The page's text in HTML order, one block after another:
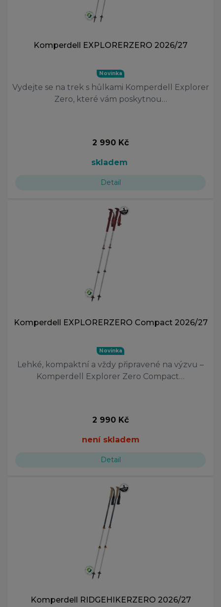
Komperdell EXPLORERZERO 2026/27
Novinka
Vydejte se na trek s hůlkami Komperdell Explorer
Zero, které vám poskytnou…
2 990 Kč
skladem
Detail
Komperdell EXPLORERZERO Compact 2026/27
Novinka
Lehké, kompaktní a vždy připravené na výzvu –
Komperdell Explorer Zero Compact…
2 990 Kč
není skladem
Detail
Komperdell RIDGEHIKERZERO 2026/27